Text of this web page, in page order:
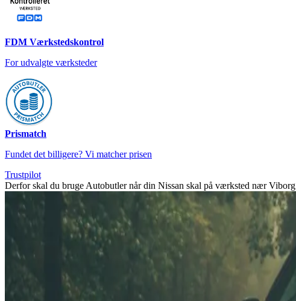
FDM Værkstedskontrol
For udvalgte værksteder
Prismatch
Fundet det billigere? Vi matcher prisen
Trustpilot
Derfor skal du bruge Autobutler når din Nissan skal på værksted nær Viborg